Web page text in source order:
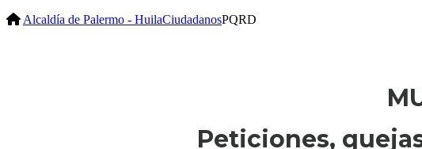
Alcaldía de Palermo - HuilaCiudadanosPQRD